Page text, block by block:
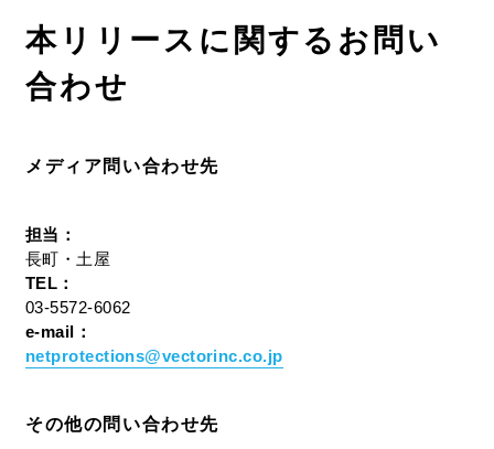
本リリースに関するお問い
合わせ
メディア問い合わせ先
担当：
長町・土屋
TEL：
03-5572-6062
e-mail：
netprotections@vectorinc.co.jp
その他の問い合わせ先